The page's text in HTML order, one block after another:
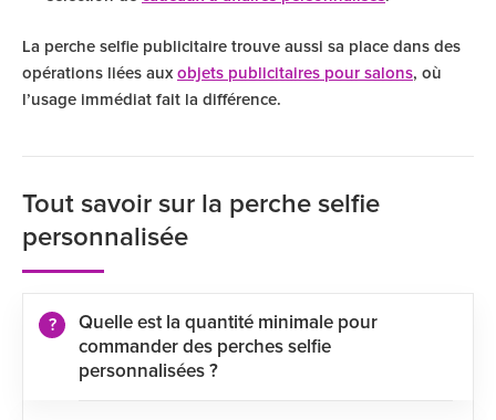
La perche selfie publicitaire trouve aussi sa place dans des
opérations liées aux objets publicitaires pour salons, où
l’usage immédiat fait la différence.
Tout savoir sur la perche selfie
personnalisée
Quelle est la quantité minimale pour
commander des perches selfie
personnalisées ?